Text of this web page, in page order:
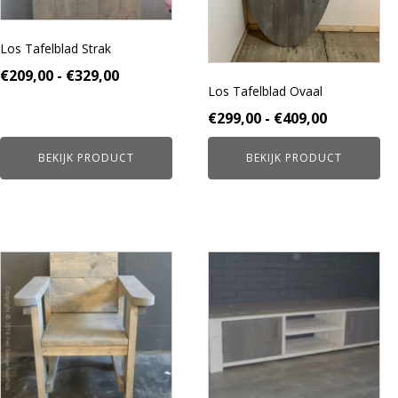
Los Tafelblad Strak
€209,00 - €329,00Prijsklasse:
€329,00
BEKIJK PRODUCT
op
de
Los Tafelblad Ovaal
€299,00 - €409,00
€299,00
tot
€409,00
BEKIJK PRODUCT
gekozen
worden
productpagina
product
heeft
meerdere
variaties.
Deze
optie
meerdere
Deze
optie